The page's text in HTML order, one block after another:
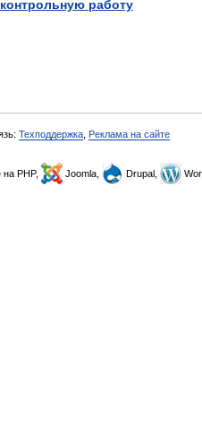
работу
Техподдержка Реклама на сайте
на PHP, Joomla, Drupal,